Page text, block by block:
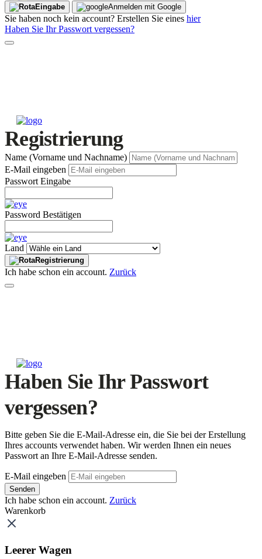
Eingabe Anmelden mit Google
Sie haben noch kein account? Erstellen Sie eines hier
Haben Sie Ihr Passwort vergessen?
Registrierung
Name (Vorname und Nachname)
E-Mail eingeben
Passwort Eingabe
Password Bestätigen
Land
Registrierung
Ich habe schon ein account. Zurück
Haben Sie Ihr Passwort
vergessen?
Bitte geben Sie die E-Mail-Adresse ein, die Sie bei der Erstellung
Ihres accounts verwendet haben. Wir werden Ihnen ein neues
Passwort an Ihre E-Mail-Adresse senden.
E-Mail eingeben
Senden
Ich habe schon ein account. Zurück
Warenkorb
Leerer Wagen